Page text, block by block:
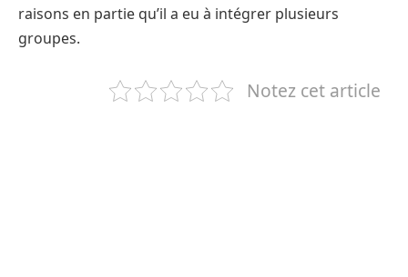
raisons en partie qu’il a eu à intégrer plusieurs
groupes.
Notez cet article